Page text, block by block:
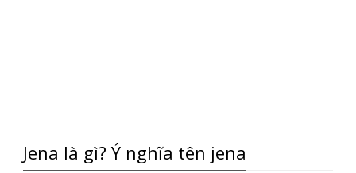
Jena là gì? Ý nghĩa tên jena